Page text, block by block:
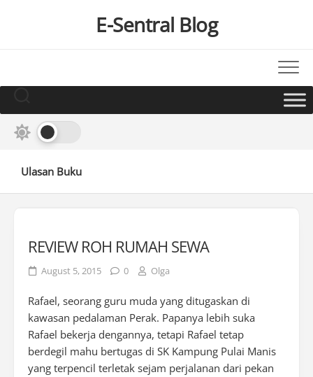
E-Sentral Blog
Ulasan Buku
REVIEW ROH RUMAH SEWA
August 5, 2015 0 Olga
Rafael, seorang guru muda yang ditugaskan di
kawasan pedalaman Perak. Papanya lebih suka
Rafael bekerja dengannya, tetapi Rafael tetap
berdegil mahu bertugas di SK Kampung Pulai Manis
yang terpencil terletak sejam perjalanan dari pekan